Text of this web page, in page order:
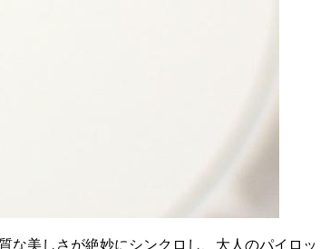
な美しさが絶妙にシンクロし、大人のパイロッ